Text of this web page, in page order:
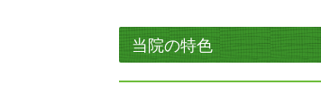
当院の特色